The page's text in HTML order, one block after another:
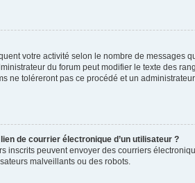
votre activité selon le nombre de
du forum peut modifier le texte des
ne toléreront pas ce procédé et un
de courrier électronique d’un utilisateur ?
inscrits peuvent envoyer des courriers
malveillants ou des robots.